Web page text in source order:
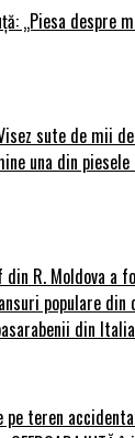
„Piesa despre
sute de mii
una din piesele
din R. Moldova a
populare
din Italia
teren